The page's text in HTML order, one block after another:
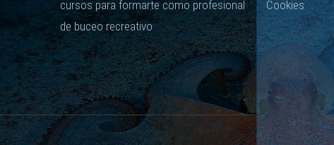
cursos para formarte como profesional
de buceo recreativo
Cookies